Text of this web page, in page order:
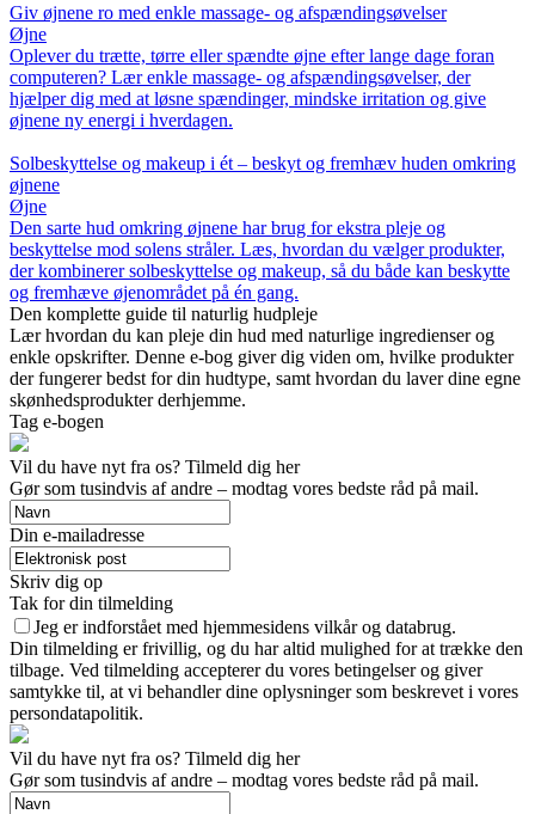
Giv øjnene ro med enkle massage- og afspændingsøvelser
Øjne
Oplever du trætte, tørre eller spændte øjne efter lange dage foran
computeren? Lær enkle massage- og afspændingsøvelser, der
hjælper dig med at løsne spændinger, mindske irritation og give
øjnene ny energi i hverdagen.
Solbeskyttelse og makeup i ét – beskyt og fremhæv huden omkring
øjnene
Øjne
Den sarte hud omkring øjnene har brug for ekstra pleje og
beskyttelse mod solens stråler. Læs, hvordan du vælger produkter,
der kombinerer solbeskyttelse og makeup, så du både kan beskytte
og fremhæve øjenområdet på én gang.
Den komplette guide til naturlig hudpleje
Lær hvordan du kan pleje din hud med naturlige ingredienser og
enkle opskrifter. Denne e-bog giver dig viden om, hvilke produkter
der fungerer bedst for din hudtype, samt hvordan du laver dine egne
skønhedsprodukter derhjemme.
Tag e-bogen
Vil du have nyt fra os? Tilmeld dig her
Gør som tusindvis af andre – modtag vores bedste råd på mail.
Din e-mailadresse
Skriv dig op
Tak for din tilmelding
Jeg er indforstået med hjemmesidens vilkår og databrug.
Din tilmelding er frivillig, og du har altid mulighed for at trække den
tilbage. Ved tilmelding accepterer du vores betingelser og giver
samtykke til, at vi behandler dine oplysninger som beskrevet i vores
persondatapolitik.
Vil du have nyt fra os? Tilmeld dig her
Gør som tusindvis af andre – modtag vores bedste råd på mail.